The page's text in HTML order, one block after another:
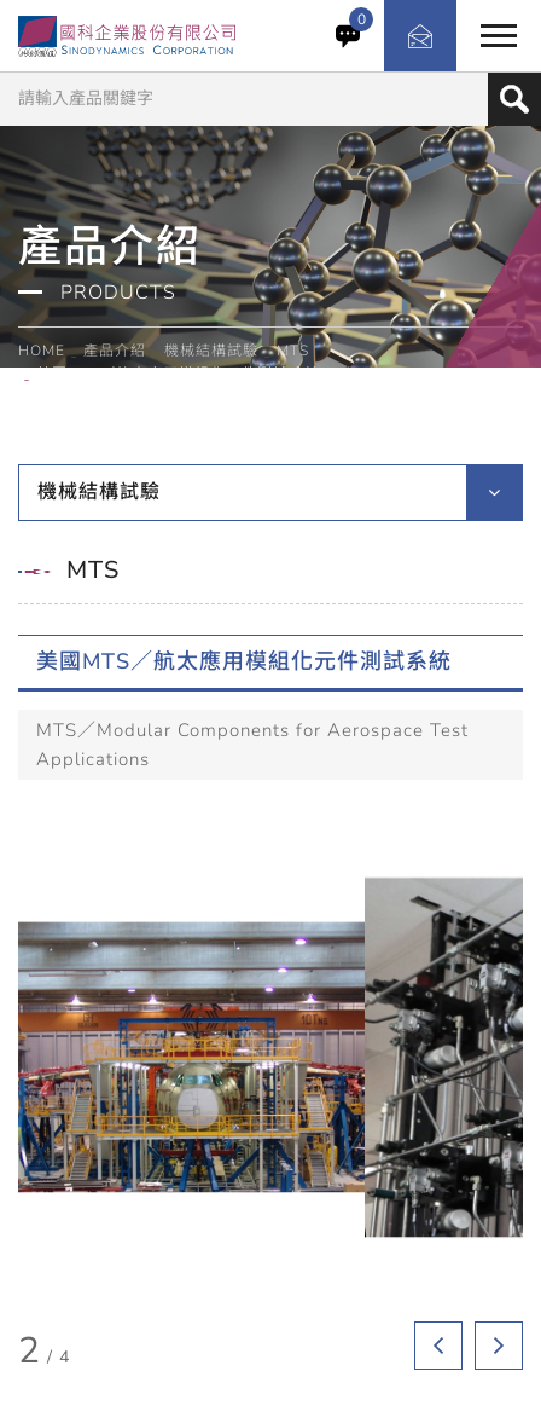
組建高度整合且具成本效益的測試平台，針對航太零組件、
子系統與結構進行測試。
0
產品介紹
PRODUCTS
HOME 產品介紹 機械結構試驗
MTS
美國MTS／航太應用模組化元件測試系統
機械結構試驗
MTS
美國MTS／航太應用模組化元件測試系統
MTS／Modular Components for Aerospace Test
Applications
2 / 4